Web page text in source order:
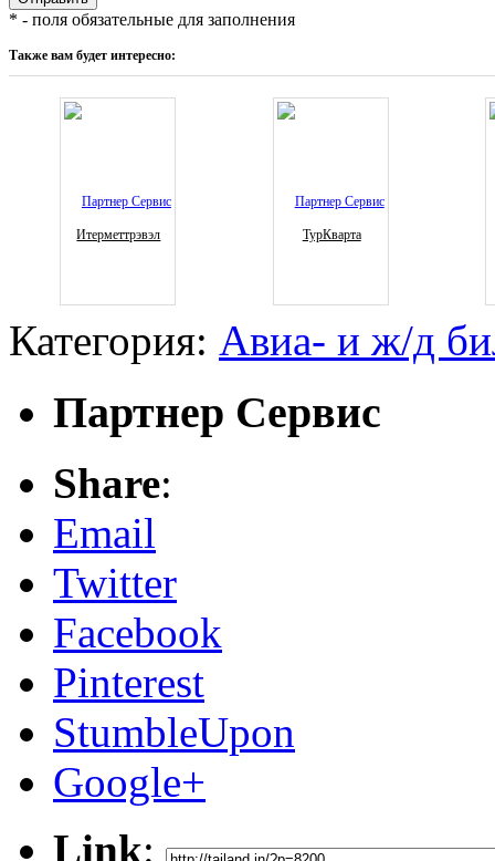
* - поля обязательные для заполнения
Также вам будет интересно:
Итерметтрэвэл ТурКварта
Категория: Авиа- и ж/д
Партнер Сервис
Share:
Email
Twitter
Facebook
Pinterest
StumbleUpon
Google+
Link: